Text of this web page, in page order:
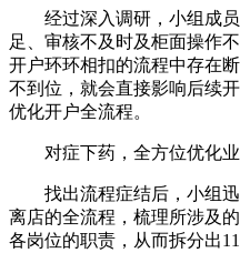
经过深入调研，小组成
足、审核不及时及柜面操作
开户环环相扣的流程中存在
不到位，就会直接影响后续
优化开户全流程。
对症下药，全方位优化
找出流程症结后，小组
离店的全流程，梳理所涉及
各岗位的职责，从而拆分出